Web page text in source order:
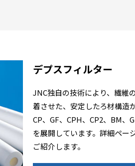
デプスフィルター
JNC独自の技術により、繊維
着させた、安定したろ材構造
CP、GF、CPH、CP2、BM、
を展開しています。詳細ペー
ご紹介します。